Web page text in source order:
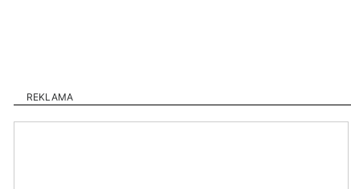
REKLAMA